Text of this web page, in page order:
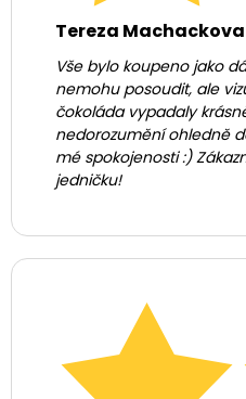
Tereza Machackova
Vše bylo koupeno jako
nemohu posoudit, ale
čokoláda vypadaly
nedorozumění ohledně
mé spokojenosti :)
jedničku!